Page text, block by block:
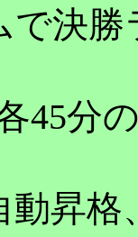
で決
45分
昇格